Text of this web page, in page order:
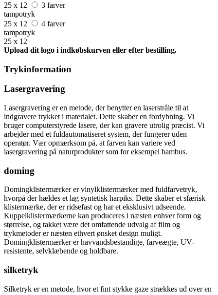
25 x 12
3 farver
tampotryk
25 x 12
4 farver
tampotryk
25 x 12
Upload dit logo i indkøbskurven eller efter bestilling.
Trykinformation
Lasergravering
Lasergravering er en metode, der benytter en laserstråle til at
indgravere trykket i materialet. Dette skaber en fordybning. Vi
bruger computerstyrede lasere, der kan gravere utrolig præcist. Vi
arbejder med et fuldautomatiseret system, der fungerer uden
operatør. Vær opmærksom på, at farven kan variere ved
lasergravering på naturprodukter som for eksempel bambus.
doming
Domingklistermærker er vinylklistermærker med fuldfarvetryk,
hvorpå der hældes et lag syntetisk harpiks. Dette skaber et sfærisk
klistermærke, der er ridsefast og har et eksklusivt udseende.
Kuppelklistermærkerne kan produceres i næsten enhver form og
størrelse, og takket være det omfattende udvalg af film og
trykmetoder er næsten ethvert ønsket design muligt.
Domingklistermærker er havvandsbestandige, farveægte, UV-
resistente, selvklæbende og holdbare.
silketryk
Silketryk er en metode, hvor et fint stykke gaze strækkes ud over en